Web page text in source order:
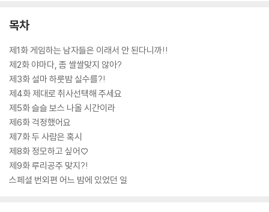
목차
제1화 게임하는 남자들은 이래서 안 된다니까!!
제2화 야마다, 좀 쌀쌀맞지 않아?
제3화 설마 하룻밤 실수를?!
제4화 제대로 취사선택해 주세요
제5화 슬슬 보스 나올 시간이라
제6화 걱정했어요
제7화 두 사람은 혹시
제8화 정모하고 싶어♡
제9화 루리공주 맞지?!
스페셜 번외편 어느 밤에 있었던 일